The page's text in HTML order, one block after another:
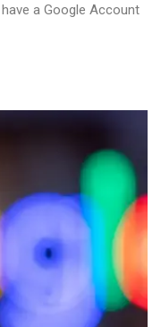
a Google Account